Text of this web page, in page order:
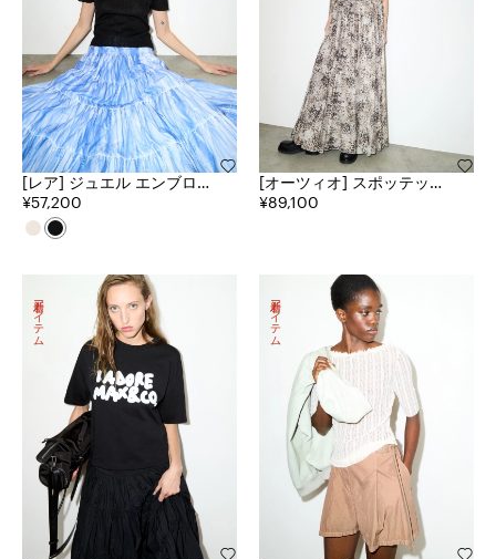
[レア] ジュエル エンブロイ
ダード ポロ ニット
¥57,200
[オーツィオ] スポッテッド
ジャージー サークル スカ
¥89,100
新着アイテム 新着アイテム